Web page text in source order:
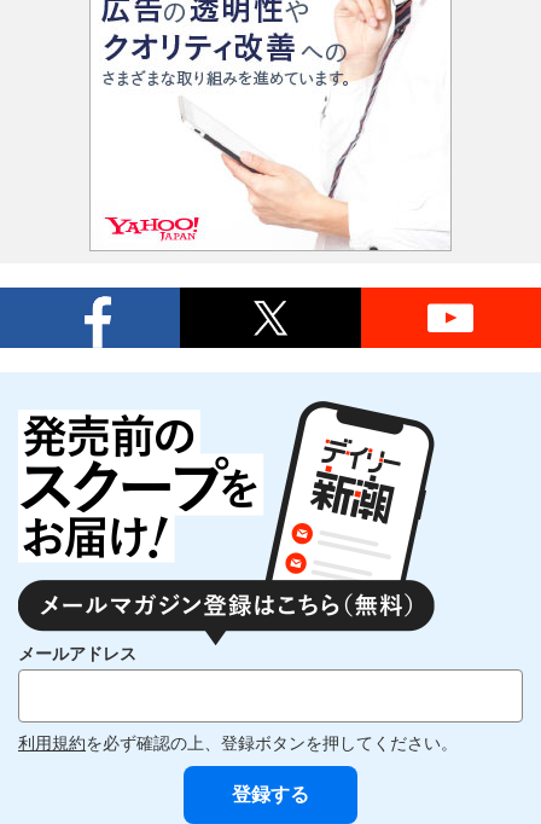
メールアドレス
利用規約を必ず確認の上、登録ボタンを押してください。